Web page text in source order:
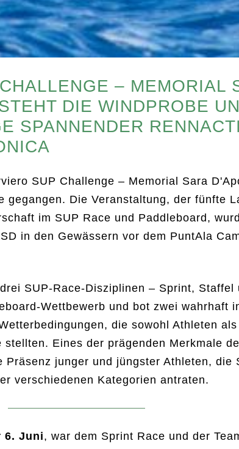
– MEMORIAL
DIE WINDPROBE
SPANNENDER
SUP Challenge – Memorial Sara
gegangen. Die Veranstaltung, der fünfte
im SUP Race und Paddleboard,
in den Gewässern vor dem PuntAla
SUP-Race-Disziplinen – Sprint, Staffel
Wettbewerb und bot zwei wahrhaft
die sowohl Athleten als
Eines der prägenden Merkmale
Präsenz junger und jüngster Athleten, die
verschiedenen Kategorien antraten.
6. Juni, war dem Sprint Race und der